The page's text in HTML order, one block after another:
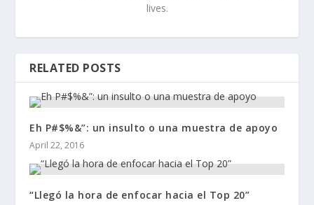
lives.
RELATED POSTS
Eh P#$%&”: un insulto o una muestra de apoyo
April 22, 2016
“Llegó la hora de enfocar hacia el Top 20”